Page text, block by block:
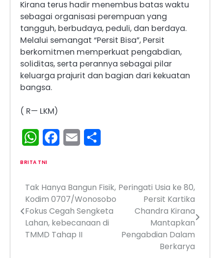
Kirana terus hadir menembus batas waktu
sebagai organisasi perempuan yang
tangguh, berbudaya, peduli, dan berdaya.
Melalui semangat “Persit Bisa”, Persit
berkomitmen memperkuat pengabdian,
soliditas, serta perannya sebagai pilar
keluarga prajurit dan bagian dari kekuatan
bangsa.
( R— LKM)
WhatsAppFacebook
Email
BRITA TNI
Navigasi
pos
Tak Hanya Bangun Fisik,
Kodim 0707/Wonosobo
Fokus Cegah Sengketa
Lahan, kebecanaan di
TMMD Tahap II
Peringati Usia ke 80,
Persit Kartika
Chandra Kirana
Mantapkan
Pengabdian Dalam
Berkarya